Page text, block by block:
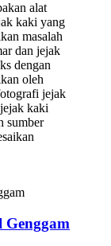
alat
kaki yang
masalah
dan jejak
dengan
oleh
jejak
kaki
sumber